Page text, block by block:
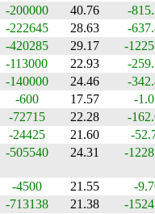
-200000 40.76
-
-222645 28.63
-
-420285 29.17
-
-113000 22.93
-
-140000 24.46
-
-600 17.57
-
-72715 22.28
-
-24425 21.60
-
-505540 24.31 -
-4500 21.55
-
-713138 21.38
-